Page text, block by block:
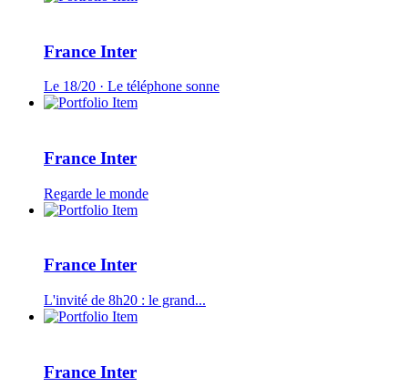
France Inter
Le 18/20 · Le téléphone sonne
France Inter
Regarde le monde
France Inter
L'invité de 8h20 : le grand...
France Inter